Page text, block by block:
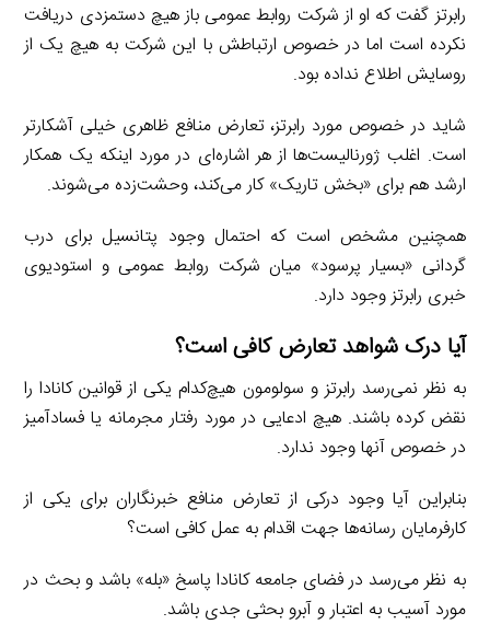
رابرتز گفت که او از شرکت روابط عمومی باز هیچ دستمزدی دریافت
نکرده است اما در خصوص ارتباطش با این شرکت به هیچ یک از
روسایش اطلاع نداده بود.
شاید در خصوص مورد رابرتز، تعارض منافع ظاهری خیلی آشکارتر
است. اغلب ژورنالیست‌ها از هر اشاره‌ای در مورد اینکه یک همکار
ارشد هم برای «بخش تاریک» کار می‌کند، وحشت‌زده می‌شوند.
همچنین مشخص است که احتمال وجود پتانسیل برای درب
گردانی «بسیار پرسود» میان شرکت روابط عمومی و استودیوی
خبری رابرتز وجود دارد.
آیا درک شواهد تعارض کافی است؟
به نظر نمی‌رسد رابرتز و سولومون هیچ‌کدام یکی از قوانین کانادا را
نقض کرده باشند. هیچ ادعایی در مورد رفتار مجرمانه یا فسادآمیز
در خصوص آنها وجود ندارد.
بنابراین آیا وجود درکی از تعارض منافع خبرنگاران برای یکی از
کارفرمایان رسانه‌ها جهت اقدام به عمل کافی است؟
به نظر می‌رسد در فضای جامعه کانادا پاسخ «بله» باشد و بحث در
مورد آسیب به اعتبار و آبرو بحثی جدی باشد.